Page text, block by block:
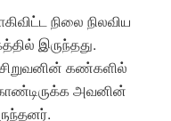
நிலை நிலவிய
இருந்தது.
கண்களில்
அவனின்